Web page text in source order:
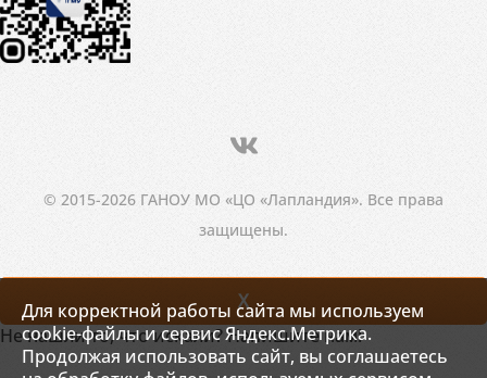
© 2015-2026 ГАНОУ МО «ЦО «Лапландия». Все права
защищены.
Для корректной работы сайта мы используем
cookie-файлы и сервис Яндекс.Метрика.
Продолжая использовать сайт, вы соглашаетесь
X
Не нашли то, что искали? Напишите нам!